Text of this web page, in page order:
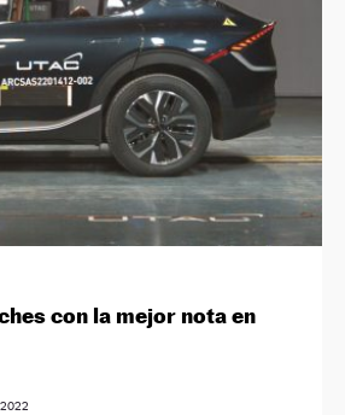
con la mejor nota en